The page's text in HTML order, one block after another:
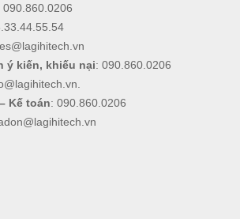
090.860.0206
ý kiến, khiếu nại: 090.860.0206
Kế toán: 090.860.0206